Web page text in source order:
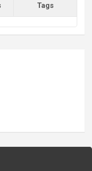
Tags